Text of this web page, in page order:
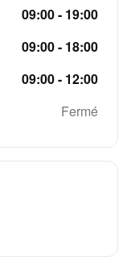
09:00 - 19:00
09:00 - 18:00
09:00 - 12:00
Fermé